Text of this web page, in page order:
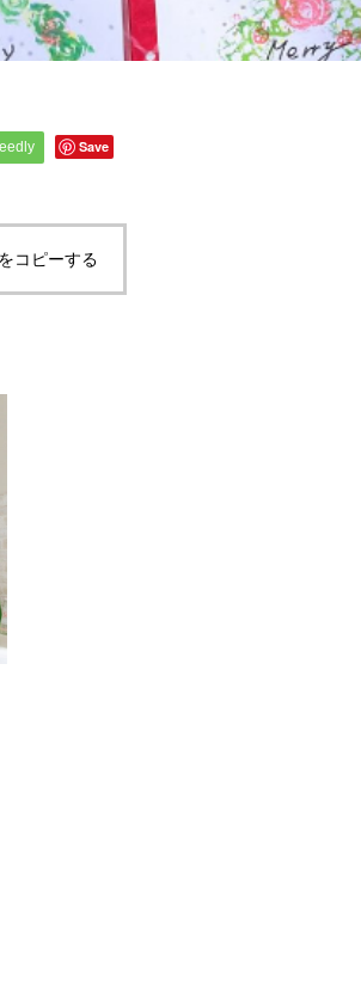
Save
コピーする